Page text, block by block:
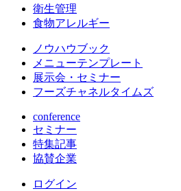
衛生管理
食物アレルギー
ノウハウブック
メニューテンプレート
展示会・セミナー
フーズチャネルタイムズ
conference
セミナー
特集記事
協賛企業
ログイン